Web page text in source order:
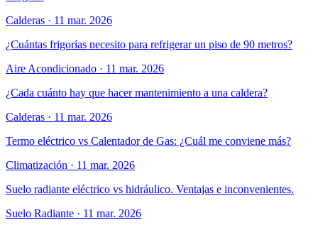
Calderas · 11 mar. 2026
¿Cuántas frigorías necesito para refrigerar un piso de 90 metros?
Aire Acondicionado · 11 mar. 2026
¿Cada cuánto hay que hacer mantenimiento a una caldera?
Calderas · 11 mar. 2026
Termo eléctrico vs Calentador de Gas: ¿Cuál me conviene más?
Climatización · 11 mar. 2026
Suelo radiante eléctrico vs hidráulico. Ventajas e inconvenientes.
Suelo Radiante · 11 mar. 2026